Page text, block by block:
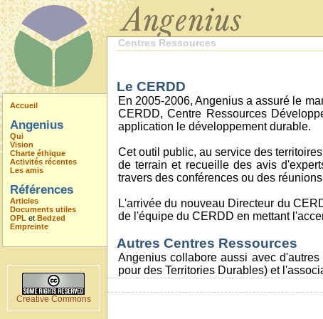
Accueil
Angenius
Qui
Vision
Charte éthique
Activités récentes
Les amis
Références
Articles
Documents utiles
OPL et Bedzed
Empreinte
Creative Commons
Centres Ressources
Le CERDD
En 2005-2006, Angenius a assuré le
CERDD, Centre Ressources
application le développement durable.
Cet outil public, au service des
de terrain et recueille des avis
travers des conférences ou des
L'arrivée du nouveau Directeur du
de l'équipe du CERDD en mettant
Autres Centres Ressources
Angenius collabore aussi avec
pour des Territories Durables) et